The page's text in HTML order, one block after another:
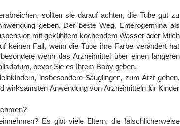
sollten sie darauf achten, die Tube gut zu
geben. Der beste Weg, Enterogermina als
mit gekühltem kochendem Wasser oder Milch
keinen Fall, wenn die Tube ihre Farbe verändert hat
wenn das Arzneimittel über einen längeren
bevor Sie es Ihrem Baby geben.
insbesondere Säuglingen, zum Arzt gehen,
wirksamsten Anwendung von Arzneimitteln für Kinder
Es gibt viele Eltern, die fälschlicherweise